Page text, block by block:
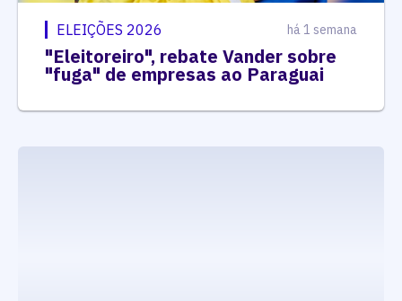
ELEIÇÕES 2026 há 1 semana
"Eleitoreiro", rebate Vander sobre
"fuga" de empresas ao Paraguai